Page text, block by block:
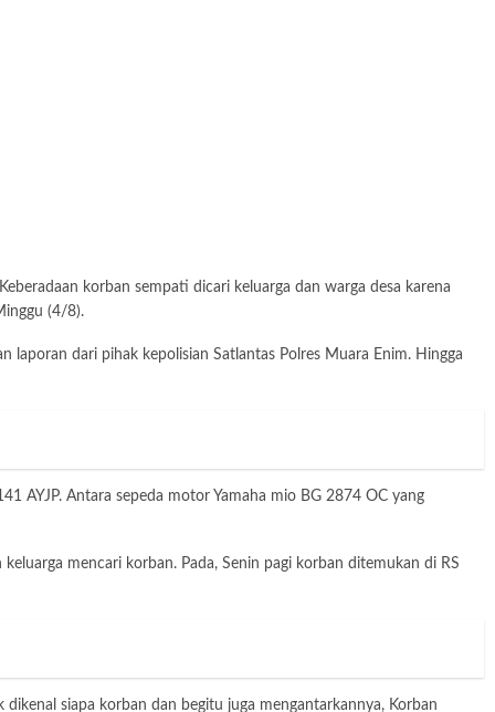
korban sempati dicari keluarga dan warga desa karena
(4/8).
dari pihak kepolisian Satlantas Polres Muara Enim. Hingga
Antara sepeda motor Yamaha mio BG 2874 OC yang
mencari korban. Pada, Senin pagi korban ditemukan di RS
siapa korban dan begitu juga mengantarkannya, Korban